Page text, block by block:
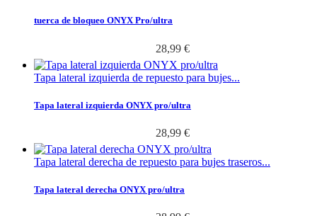
tuerca de bloqueo ONYX Pro/ultra
28,99 €
Tapa lateral izquierda de repuesto para bujes...
Tapa lateral izquierda ONYX pro/ultra
28,99 €
Tapa lateral derecha de repuesto para bujes traseros...
Tapa lateral derecha ONYX pro/ultra